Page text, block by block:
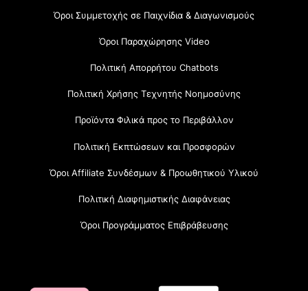
Όροι Συμμετοχής σε Παιχνίδια & Διαγωνισμούς
Όροι Παραχώρησης Video
Πολιτική Απορρήτου Chatbots
Πολιτική Χρήσης Τεχνητής Νοημοσύνης
Προϊόντα Φιλικά προς το Περιβάλλον
Πολιτική Εκπτώσεων και Προσφορών
Όροι Affiliate Συνδέσμων & Προωθητικού Υλικού
Πολιτική Διαφημιστικής Διαφάνειας
Όροι Προγράμματος Επιβράβευσης